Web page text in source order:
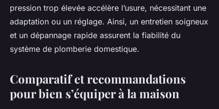
pression trop élevée accélère l’usure, nécessitant une
adaptation ou un réglage. Ainsi, un entretien soigneux
et un dépannage rapide assurent la fiabilité du
système de plomberie domestique.
Comparatif et recommandations
pour bien s’équiper à la maison